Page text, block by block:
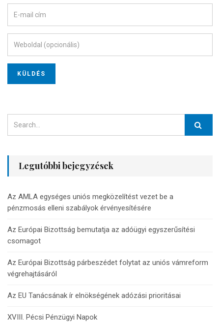
Legutóbbi bejegyzések
Az AMLA egységes uniós megközelítést vezet be a
pénzmosás elleni szabályok érvényesítésére
Az Európai Bizottság bemutatja az adóügyi egyszerűsítési
csomagot
Az Európai Bizottság párbeszédet folytat az uniós vámreform
végrehajtásáról
Az EU Tanácsának ír elnökségének adózási prioritásai
XVIII. Pécsi Pénzügyi Napok